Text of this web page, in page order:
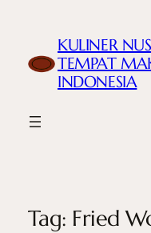
KULINER
TEMPAT
INDONESIA
Tag: Fried